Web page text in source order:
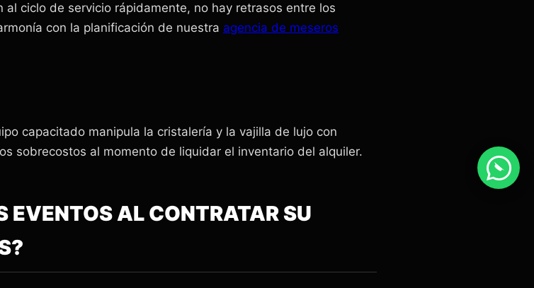
ciclo de servicio rápidamente, no hay retrasos entre los
con la planificación de nuestra agencia de meseros
capacitado manipula la cristalería y la vajilla de lujo con
sobrecostos al momento de liquidar el inventario del alquiler.
EVENTOS AL CONTRATAR SU